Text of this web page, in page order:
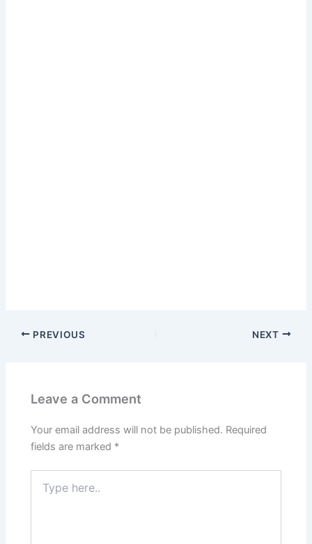
PREVIOUS NEXT
Leave a Comment
Your email address will not be published. Required
fields are marked *
here..